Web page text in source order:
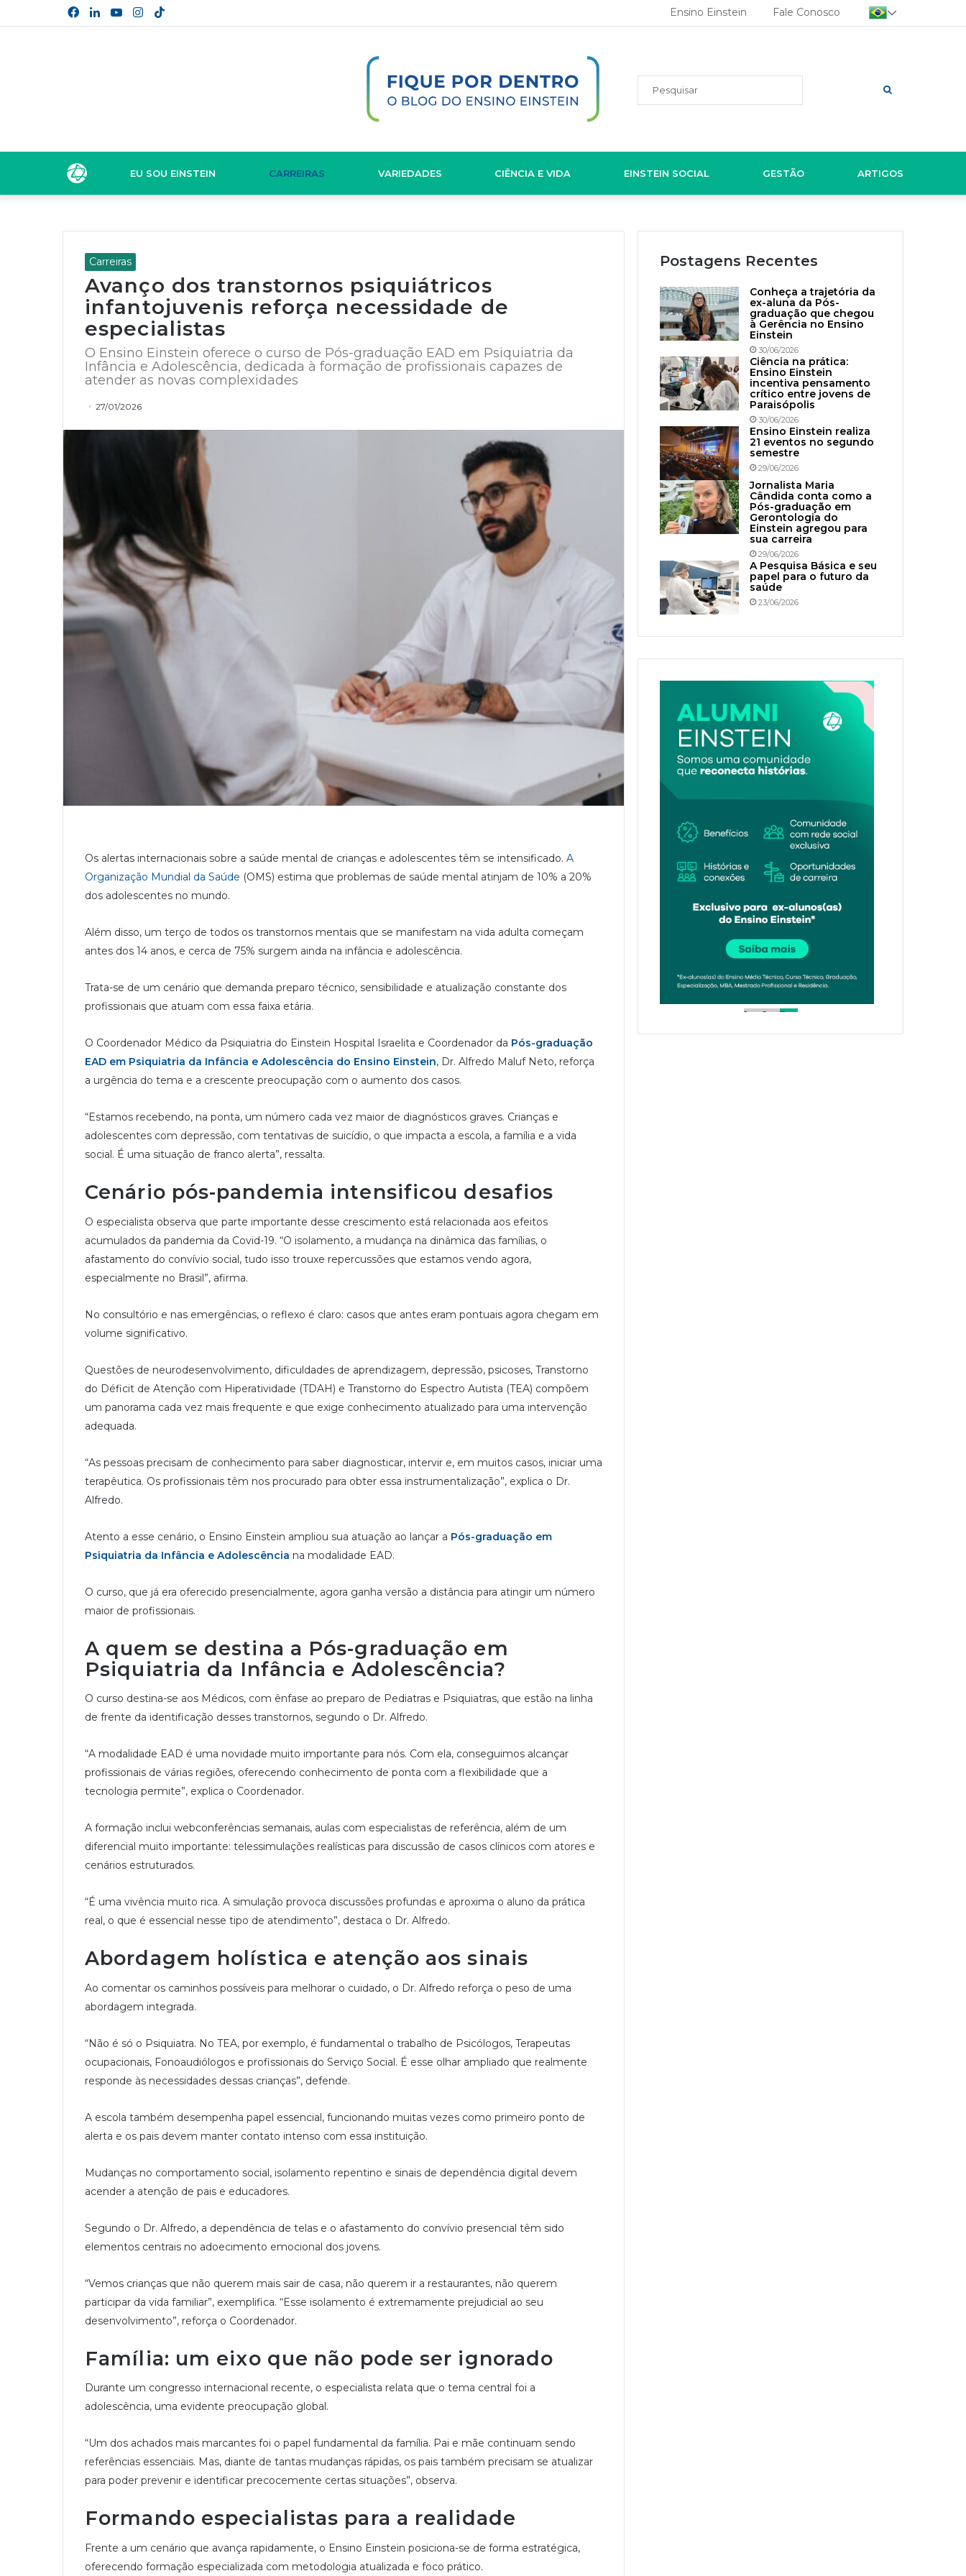
Facebook
LinkedinYouTubeInstagram Ensino Einstein Fale Conosco
EU SOU EINSTEIN CARREIRAS VARIEDADES CIÊNCIA E VIDA EINSTEIN SOCIAL GESTÃO ARTIGOS
Carreiras
Avanço dos transtornos psiquiátricos
infantojuvenis reforça necessidade de
especialistas
O Ensino Einstein oferece o curso de Pós-graduação EAD em Psiquiatria da
Infância e Adolescência, dedicada à formação de profissionais capazes de
atender as novas complexidades
27/01/2026
Os alertas internacionais sobre a saúde mental de crianças e adolescentes têm se intensificado. A
Organização Mundial da Saúde (OMS) estima que problemas de saúde mental atinjam de 10% a 20%
dos adolescentes no mundo.
Além disso, um terço de todos os transtornos mentais que se manifestam na vida adulta começam
antes dos 14 anos, e cerca de 75% surgem ainda na infância e adolescência.
Trata-se de um cenário que demanda preparo técnico, sensibilidade e atualização constante dos
profissionais que atuam com essa faixa etária.
O Coordenador Médico da Psiquiatria do Einstein Hospital Israelita e Coordenador da Pós-graduação
EAD em Psiquiatria da Infância e Adolescência do Ensino Einstein, Dr. Alfredo Maluf Neto, reforça
a urgência do tema e a crescente preocupação com o aumento dos casos.
“Estamos recebendo, na ponta, um número cada vez maior de diagnósticos graves. Crianças e
adolescentes com depressão, com tentativas de suicídio, o que impacta a escola, a família e a vida
social. É uma situação de franco alerta”, ressalta.
Cenário pós-pandemia intensificou desafios
O especialista observa que parte importante desse crescimento está relacionada aos efeitos
acumulados da pandemia da Covid-19. “O isolamento, a mudança na dinâmica das famílias, o
afastamento do convívio social, tudo isso trouxe repercussões que estamos vendo agora,
especialmente no Brasil”, afirma.
No consultório e nas emergências, o reflexo é claro: casos que antes eram pontuais agora chegam em
volume significativo.
Questões de neurodesenvolvimento, dificuldades de aprendizagem, depressão, psicoses, Transtorno
do Déficit de Atenção com Hiperatividade (TDAH) e Transtorno do Espectro Autista (TEA) compõem
um panorama cada vez mais frequente e que exige conhecimento atualizado para uma intervenção
adequada.
“As pessoas precisam de conhecimento para saber diagnosticar, intervir e, em muitos casos, iniciar uma
terapêutica. Os profissionais têm nos procurado para obter essa instrumentalização”, explica o Dr.
Alfredo.
Atento a esse cenário, o Ensino Einstein ampliou sua atuação ao lançar a Pós-graduação em
Psiquiatria da Infância e Adolescência na modalidade EAD.
O curso, que já era oferecido presencialmente, agora ganha versão a distância para atingir um número
maior de profissionais.
A quem se destina a Pós-graduação em
Psiquiatria da Infância e Adolescência?
O curso destina-se aos Médicos, com ênfase ao preparo de Pediatras e Psiquiatras, que estão na linha
de frente da identificação desses transtornos, segundo o Dr. Alfredo.
“A modalidade EAD é uma novidade muito importante para nós. Com ela, conseguimos alcançar
profissionais de várias regiões, oferecendo conhecimento de ponta com a flexibilidade que a
tecnologia permite”, explica o Coordenador.
A formação inclui webconferências semanais, aulas com especialistas de referência, além de um
diferencial muito importante: telessimulações realísticas para discussão de casos clínicos com atores e
cenários estruturados.
“É uma vivência muito rica. A simulação provoca discussões profundas e aproxima o aluno da prática
real, o que é essencial nesse tipo de atendimento”, destaca o Dr. Alfredo.
Abordagem holística e atenção aos sinais
Ao comentar os caminhos possíveis para melhorar o cuidado, o Dr. Alfredo reforça o peso de uma
abordagem integrada.
“Não é só o Psiquiatra. No TEA, por exemplo, é fundamental o trabalho de Psicólogos, Terapeutas
ocupacionais, Fonoaudiólogos e profissionais do Serviço Social. É esse olhar ampliado que realmente
responde às necessidades dessas crianças”, defende.
A escola também desempenha papel essencial, funcionando muitas vezes como primeiro ponto de
alerta e os pais devem manter contato intenso com essa instituição.
Mudanças no comportamento social, isolamento repentino e sinais de dependência digital devem
acender a atenção de pais e educadores.
Segundo o Dr. Alfredo, a dependência de telas e o afastamento do convívio presencial têm sido
elementos centrais no adoecimento emocional dos jovens.
“Vemos crianças que não querem mais sair de casa, não querem ir a restaurantes, não querem
participar da vida familiar”, exemplifica. “Esse isolamento é extremamente prejudicial ao seu
desenvolvimento”, reforça o Coordenador.
Família: um eixo que não pode ser ignorado
Durante um congresso internacional recente, o especialista relata que o tema central foi a
adolescência, uma evidente preocupação global.
“Um dos achados mais marcantes foi o papel fundamental da família. Pai e mãe continuam sendo
referências essenciais. Mas, diante de tantas mudanças rápidas, os pais também precisam se atualizar
para poder prevenir e identificar precocemente certas situações”, observa.
Formando especialistas para a realidade
Frente a um cenário que avança rapidamente, o Ensino Einstein posiciona-se de forma estratégica,
oferecendo formação especializada com metodologia atualizada e foco prático.
Postagens Recentes
Conheça a trajetória da
ex-aluna da Pós-
graduação que chegou
à Gerência no Ensino
Einstein
30/06/2026
Ciência na prática:
Ensino Einstein
incentiva pensamento
crítico entre jovens de
Paraisópolis
30/06/2026
Ensino Einstein realiza
21 eventos no segundo
semestre
29/06/2026
Jornalista Maria
Cândida conta como a
Pós-graduação em
Gerontologia do
Einstein agregou para
sua carreira
29/06/2026
A Pesquisa Básica e seu
papel para o futuro da
saúde
23/06/2026
1 2 3